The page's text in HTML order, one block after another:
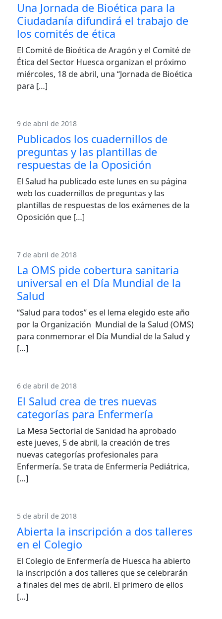
Una Jornada de Bioética para la
Ciudadanía difundirá el trabajo de
los comités de ética
El Comité de Bioética de Aragón y el Comité de
Ética del Sector Huesca organizan el próximo
miércoles, 18 de abril, una “Jornada de Bioética
para […]
9 de abril de 2018
Publicados los cuadernillos de
preguntas y las plantillas de
respuestas de la Oposición
El Salud ha publicado este lunes en su página
web los cuadernillos de preguntas y las
plantillas de respuestas de los exámenes de la
Oposición que […]
7 de abril de 2018
La OMS pide cobertura sanitaria
universal en el Día Mundial de la
Salud
“Salud para todos” es el lema elegido este año
por la Organización Mundial de la Salud (OMS)
para conmemorar el Día Mundial de la Salud y
[…]
6 de abril de 2018
El Salud crea de tres nuevas
categorías para Enfermería
La Mesa Sectorial de Sanidad ha aprobado
este jueves, 5 de abril, la creación de tres
nuevas categorías profesionales para
Enfermería. Se trata de Enfermería Pediátrica,
[…]
5 de abril de 2018
Abierta la inscripción a dos talleres
en el Colegio
El Colegio de Enfermería de Huesca ha abierto
la inscripción a dos talleres que se celebrarán
a finales del mes de abril. El primero de ellos
[…]